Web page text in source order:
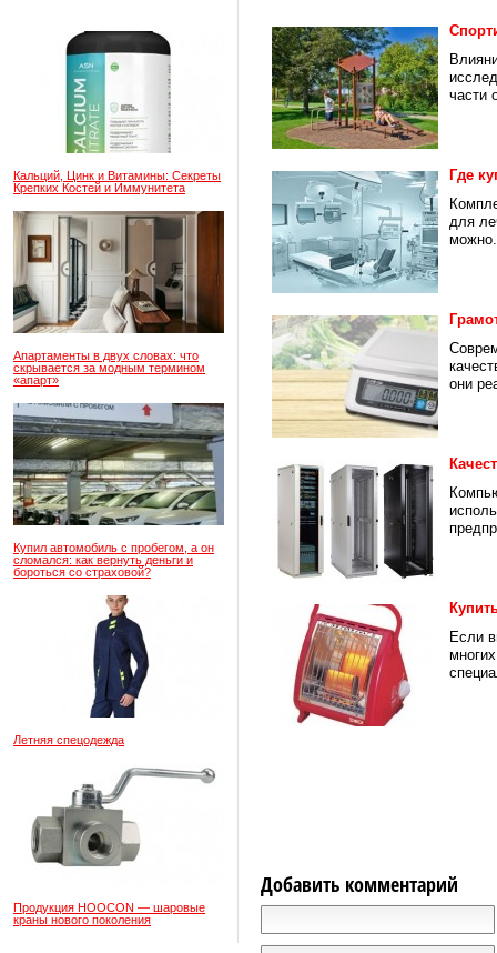
Кальций, Цинк и Витамины: Секреты
Крепких Костей и Иммунитета
Апартаменты в двух словах: что
скрывается за модным термином
«апарт»
Купил автомобиль с пробегом, а он
сломался: как вернуть деньги и
бороться со страховой?
Летняя спецодежда
Продукция HOOCON — шаровые
краны нового поколения
части
Где
для
они
Если
Добавить комментарий